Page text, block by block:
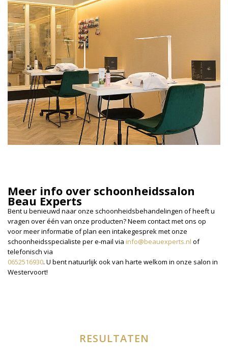
Meer info over schoonheidssalon
Beau Experts
Bent u benieuwd naar onze schoonheidsbehandelingen of heeft u
vragen over één van onze producten? Neem contact met ons op
voor meer informatie of plan een intakegesprek met onze
schoonheidsspecialiste per e-mail via info@beauexperts.nl of
telefonisch via
0652516930. U bent natuurlijk ook van harte welkom in onze salon in
Westervoort!
RESULTATEN